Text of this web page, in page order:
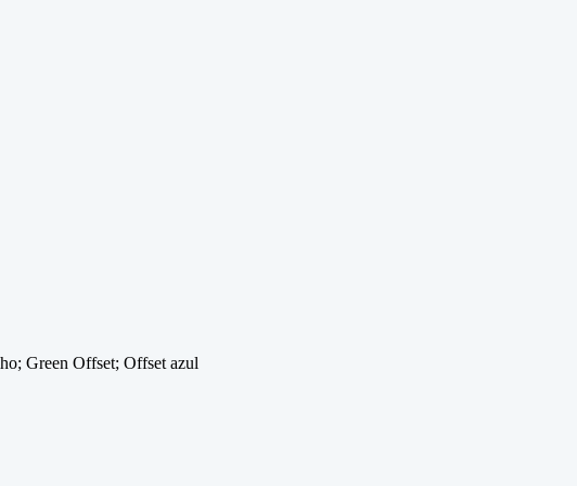
Green Offset; Offset azul